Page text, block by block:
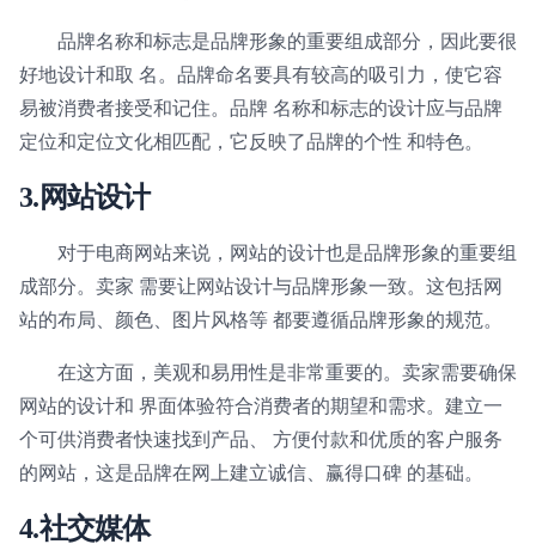
品牌名称和标志是品牌形象的重要组成部分，因此要很
好地设计和取 名。品牌命名要具有较高的吸引力，使它容
易被消费者接受和记住。品牌 名称和标志的设计应与品牌
定位和定位文化相匹配，它反映了品牌的个性 和特色。
3. 网站设计
对于电商网站来说，网站的设计也是品牌形象的重要组
成部分。卖家 需要让网站设计与品牌形象一致。这包括网
站的布局、颜色、图片风格等 都要遵循品牌形象的规范。
在这方面，美观和易用性是非常重要的。卖家需要确保
网站的设计和 界面体验符合消费者的期望和需求。建立一
个可供消费者快速找到产品、 方便付款和优质的客户服务
的网站，这是品牌在网上建立诚信、赢得口碑 的基础。
4.社交媒体